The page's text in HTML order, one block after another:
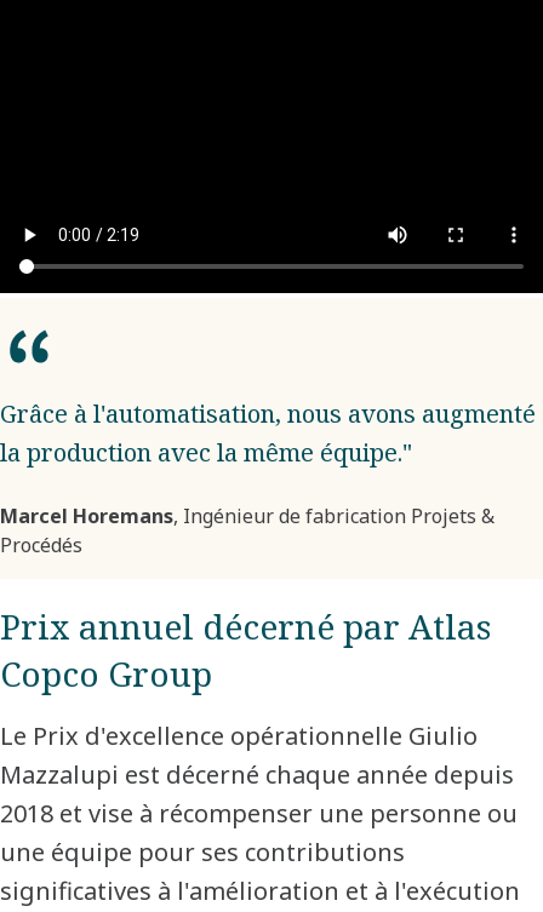
Grâce à l'automatisation, nous avons augmenté
la production avec la même équipe."
Marcel Horemans, Ingénieur de fabrication Projets &
Procédés
Prix annuel décerné par Atlas
Copco Group
Le Prix d'excellence opérationnelle Giulio
Mazzalupi est décerné chaque année depuis
2018 et vise à récompenser une personne ou
une équipe pour ses contributions
significatives à l'amélioration et à l'exécution